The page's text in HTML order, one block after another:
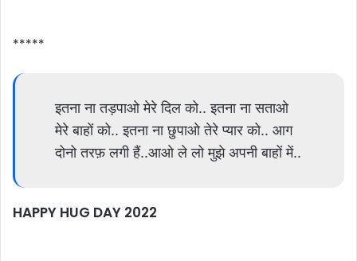
*****
इतना ना तड़पाओ मेरे दिल को.. इतना ना सताओ
मेरे बाहों को.. इतना ना छुपाओ तेरे प्यार को.. आग
दोनो तरफ़ लगी हैं..आओ ले लो मुझे अपनी बाहों में..
HAPPY HUG DAY 2022